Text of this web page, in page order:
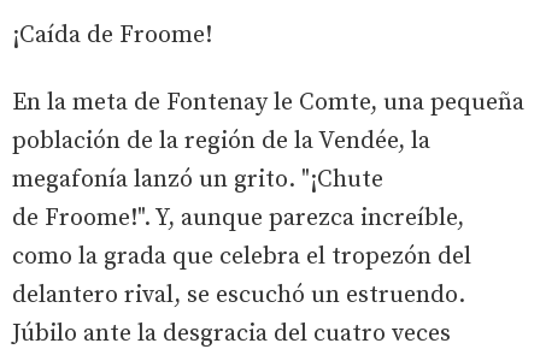
¡Caída de Froome!
En la meta de Fontenay le Comte, una pequeña
población de la región de la Vendée, la
megafonía lanzó un grito. "¡Chute
de Froome!". Y, aunque parezca increíble,
como la grada que celebra el tropezón del
delantero rival, se escuchó un estruendo.
Júbilo ante la desgracia del cuatro veces